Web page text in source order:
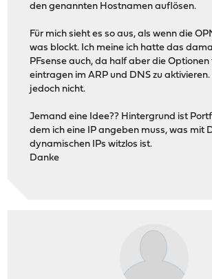
den genannten Hostnamen auflösen.
Für mich sieht es so aus, als wenn die
was blockt. Ich meine ich hatte das
PFsense auch, da half aber die Optionen
eintragen im ARP und DNS zu
jedoch nicht.
Jemand eine Idee?? Hintergrund ist
dem ich eine IP angeben muss, was mit
dynamischen IPs witzlos ist.
Danke